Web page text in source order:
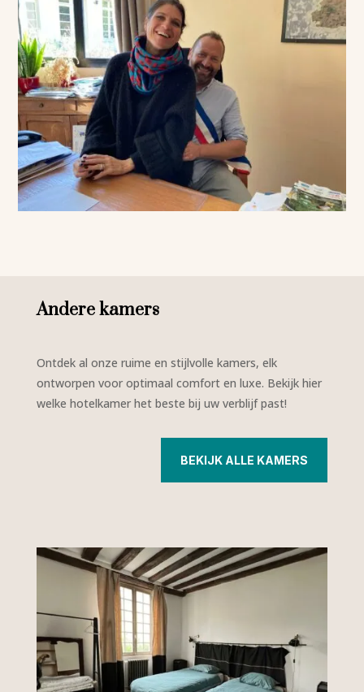
Andere kamers
Ontdek al onze ruime en stijlvolle kamers, elk
ontworpen voor optimaal comfort en luxe. Bekijk hier
welke hotelkamer het beste bij uw verblijf past!
BEKIJK ALLE KAMERS